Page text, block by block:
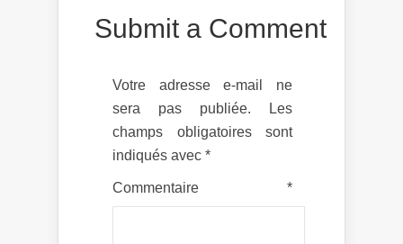
Submit a Comment
Votre adresse e-mail ne
sera pas publiée.
Les
champs obligatoires sont
indiqués avec *
Commentaire *